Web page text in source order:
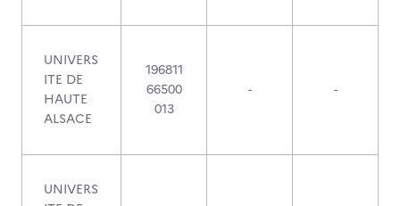
UNIVERS
ITE DE
HAUTE
ALSACE
196811
66500
013
- -
UNIVERS